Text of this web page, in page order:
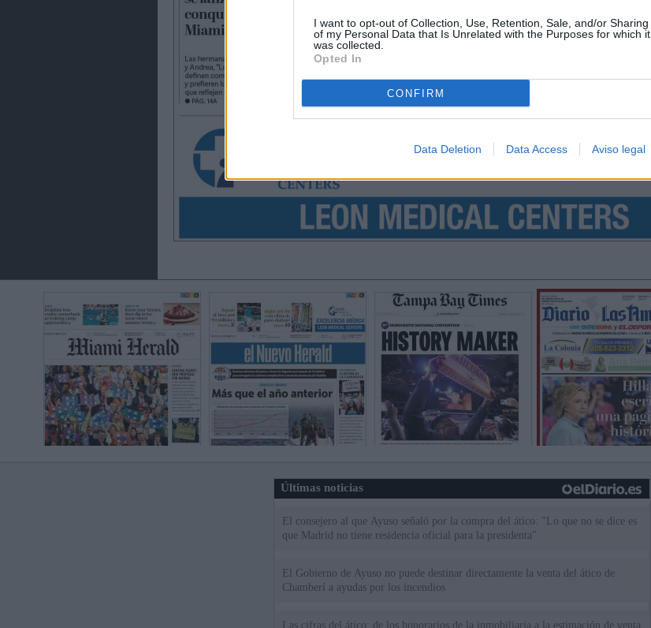
I want to opt-out of Collection, Use, Retention, Sale, and/or Sharing
of my Personal Data that Is Unrelated with the Purposes for which it
was collected.
Opted In
CONFIRM
Data Deletion Data Access Aviso legal
Últimas noticias
El consejero al que Ayuso señaló por la compra del ático: "Lo que no se dice es
que Madrid no tiene residencia oficial para la presidenta"
El Gobierno de Ayuso no puede destinar directamente la venta del ático de
Chamberí a ayudas por los incendios
Las cifras del ático: de los honorarios de la inmobiliaria a la estimación de venta